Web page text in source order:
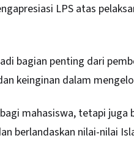
LPS atas
bagian penting dari
keinginan dalam
mahasiswa, tetapi
berlandaskan nilai-nilai